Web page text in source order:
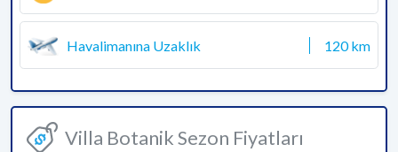
Havalimanına Uzaklık 120 km
Villa Botanik Sezon Fiyatları